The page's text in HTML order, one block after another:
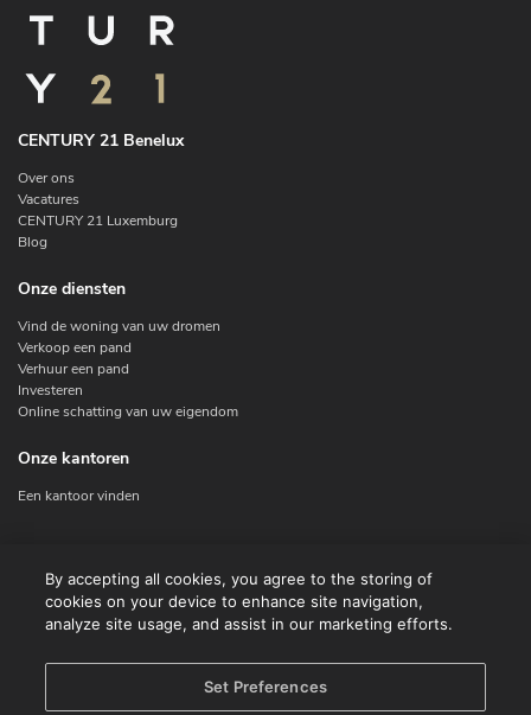
CENTURY 21 Benelux
Over ons
Vacatures
CENTURY 21 Luxemburg
Blog
Onze diensten
Vind de woning van uw dromen
Verkoop een pand
Verhuur een pand
Investeren
Online schatting van uw eigendom
Onze kantoren
Een kantoor vinden
Contact
Facebook
By accepting all cookies, you agree to the storing of
cookies on your device to enhance site navigation,
analyze site usage, and assist in our marketing efforts.
Set Preferences